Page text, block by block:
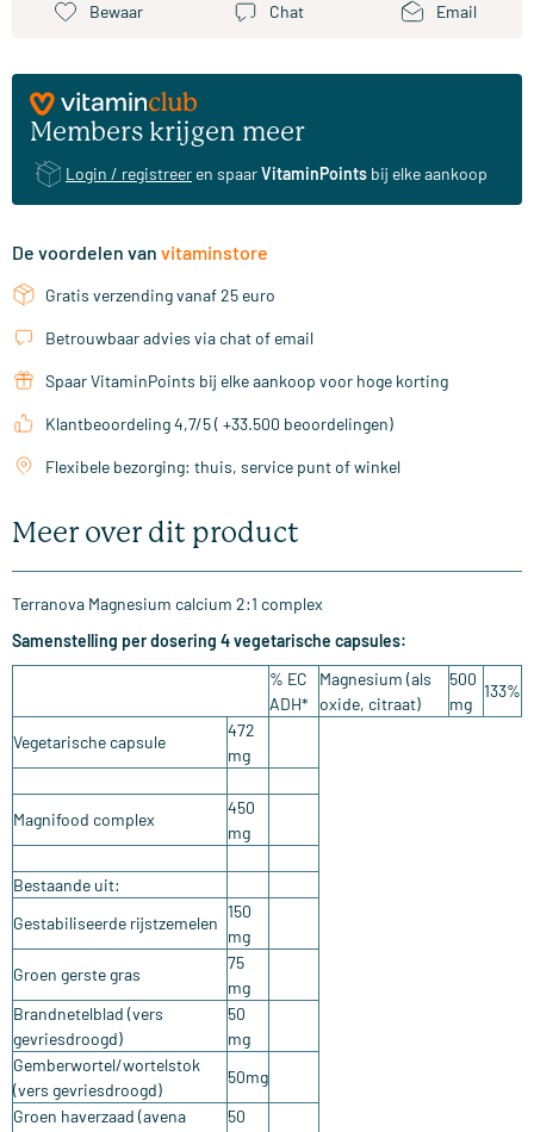
Bewaar Chat Email
Members krijgen meer
Login / registreer en spaarVitaminPoints bij elke aankoop
De voordelen van vitaminstore
Gratis verzending vanaf 25 euro
Betrouwbaar advies via chat of email
Spaar VitaminPoints bij elke aankoop voor hoge korting
Klantbeoordeling 4,7/5 ( +33.500 beoordelingen)
Flexibele bezorging: thuis, service punt of winkel
Meer over dit product
Terranova Magnesium calcium 2:1 complex
Samenstelling per dosering 4 vegetarische capsules:
% EC
ADH*
Magnesium (als
oxide, citraat)
500
mg
133%
Vegetarische capsule
472
mg
Magnifood complex
450
mg
Bestaande uit:
Gestabiliseerde rijstzemelen
150
mg
Groen gerste gras
75
mg
Brandnetelblad (vers
gevriesdroogd)
50
mg
Gemberwortel/wortelstok
(vers gevriesdroogd)
50mg
Groen haverzaad (avena
50